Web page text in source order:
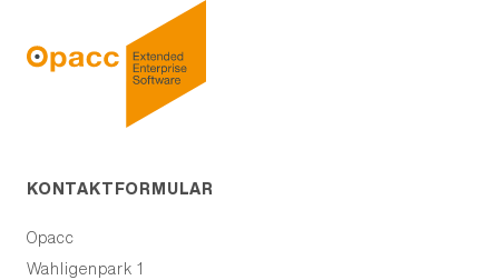
KONTAKTFORMULAR
Opacc
Wahligenpark 1